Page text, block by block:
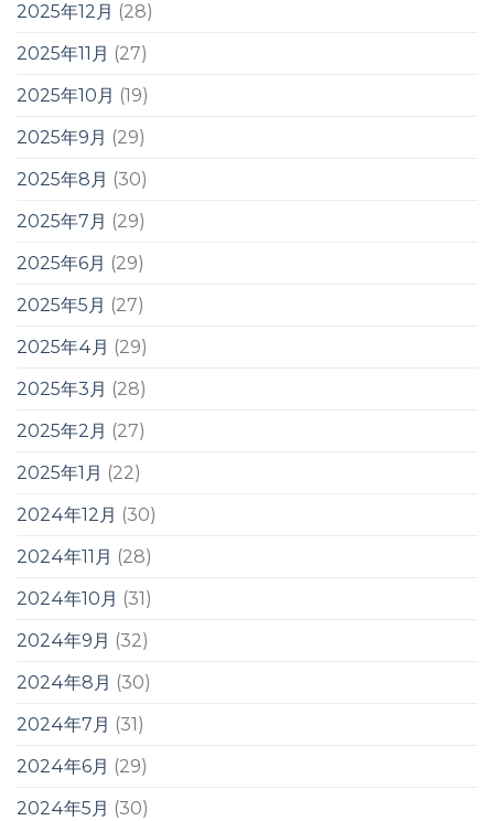
2025年12月 (28)
2025年11月 (27)
2025年10月 (19)
2025年9月 (29)
2025年8月 (30)
2025年7月 (29)
2025年6月 (29)
2025年5月 (27)
2025年4月 (29)
2025年3月 (28)
2025年2月 (27)
2025年1月 (22)
2024年12月 (30)
2024年11月 (28)
2024年10月 (31)
2024年9月 (32)
2024年8月 (30)
2024年7月 (31)
2024年6月 (29)
2024年5月 (30)